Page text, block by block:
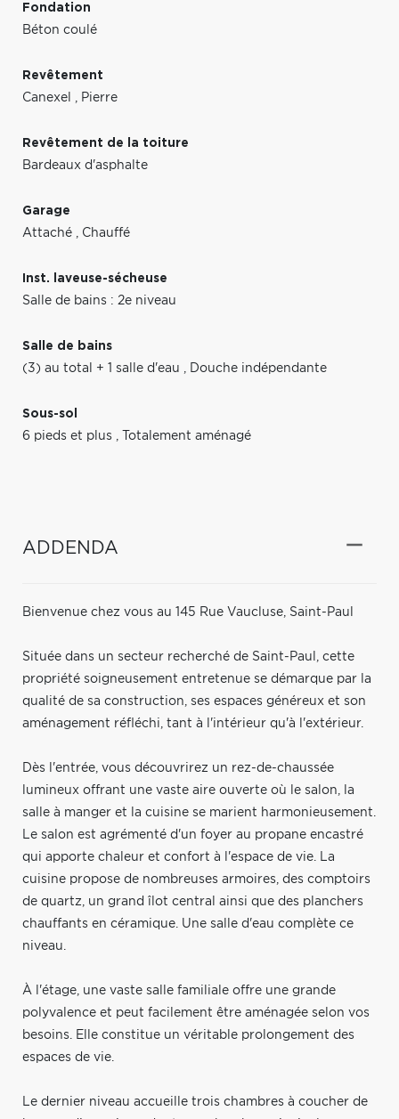
Fondation
Béton coulé
Revêtement
Canexel , Pierre
Revêtement de la toiture
Bardeaux d'asphalte
Garage
Attaché , Chauffé
Inst. laveuse-sécheuse
Salle de bains : 2e niveau
Salle de bains
(3) au total + 1 salle d'eau , Douche indépendante
Sous-sol
6 pieds et plus , Totalement aménagé
ADDENDA
Bienvenue chez vous au 145 Rue Vaucluse, Saint-Paul
Située dans un secteur recherché de Saint-Paul, cette
propriété soigneusement entretenue se démarque par la
qualité de sa construction, ses espaces généreux et son
aménagement réfléchi, tant à l'intérieur qu'à l'extérieur.
Dès l'entrée, vous découvrirez un rez-de-chaussée
lumineux offrant une vaste aire ouverte où le salon, la
salle à manger et la cuisine se marient harmonieusement.
Le salon est agrémenté d'un foyer au propane encastré
qui apporte chaleur et confort à l'espace de vie. La
cuisine propose de nombreuses armoires, des comptoirs
de quartz, un grand îlot central ainsi que des planchers
chauffants en céramique. Une salle d'eau complète ce
niveau.
À l'étage, une vaste salle familiale offre une grande
polyvalence et peut facilement être aménagée selon vos
besoins. Elle constitue un véritable prolongement des
espaces de vie.
Le dernier niveau accueille trois chambres à coucher de